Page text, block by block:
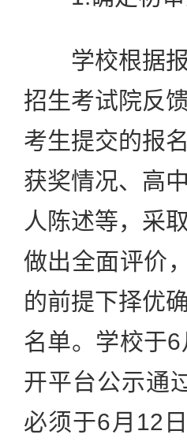
学校根据报
招生考试院反
考生提交的报
获奖情况、高
人陈述等，采
做出全面评价
的前提下择优
名单。学校于
开平台公示通
必须于6月12